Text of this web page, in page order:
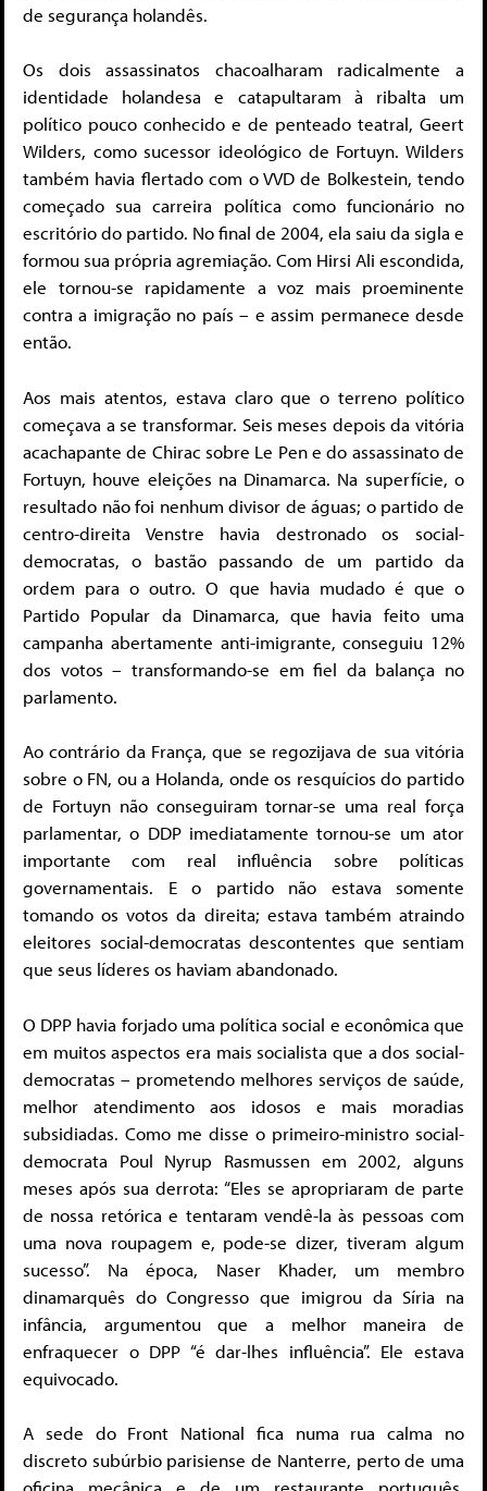
de segurança holandês.
Os dois assassinatos chacoalharam radicalmente a
identidade holandesa e catapultaram à ribalta um
político pouco conhecido e de penteado teatral, Geert
Wilders, como sucessor ideológico de Fortuyn. Wilders
também havia flertado com o VVD de Bolkestein, tendo
começado sua carreira política como funcionário no
escritório do partido. No final de 2004, ela saiu da sigla e
formou sua própria agremiação. Com Hirsi Ali escondida,
ele tornou-se rapidamente a voz mais proeminente
contra a imigração no país – e assim permanece desde
então.
Aos mais atentos, estava claro que o terreno político
começava a se transformar. Seis meses depois da vitória
acachapante de Chirac sobre Le Pen e do assassinato de
Fortuyn, houve eleições na Dinamarca. Na superfície, o
resultado não foi nenhum divisor de águas; o partido de
centro-direita Venstre havia destronado os social-
democratas, o bastão passando de um partido da
ordem para o outro. O que havia mudado é que o
Partido Popular da Dinamarca, que havia feito uma
campanha abertamente anti-imigrante, conseguiu 12%
dos votos – transformando-se em fiel da balança no
parlamento.
Ao contrário da França, que se regozijava de sua vitória
sobre o FN, ou a Holanda, onde os resquícios do partido
de Fortuyn não conseguiram tornar-se uma real força
parlamentar, o DDP imediatamente tornou-se um ator
importante com real influência sobre políticas
governamentais. E o partido não estava somente
tomando os votos da direita; estava também atraindo
eleitores social-democratas descontentes que sentiam
que seus líderes os haviam abandonado.
O DPP havia forjado uma política social e econômica que
em muitos aspectos era mais socialista que a dos social-
democratas – prometendo melhores serviços de saúde,
melhor atendimento aos idosos e mais moradias
subsidiadas. Como me disse o primeiro-ministro social-
democrata Poul Nyrup Rasmussen em 2002, alguns
meses após sua derrota: “Eles se apropriaram de parte
de nossa retórica e tentaram vendê-la às pessoas com
uma nova roupagem e, pode-se dizer, tiveram algum
sucesso”. Na época, Naser Khader, um membro
dinamarquês do Congresso que imigrou da Síria na
infância, argumentou que a melhor maneira de
enfraquecer o DPP “é dar-lhes influência”. Ele estava
equivocado.
A sede do Front National fica numa rua calma no
discreto subúrbio parisiense de Nanterre, perto de uma